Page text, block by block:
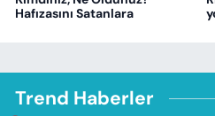
Hafızasını Satanlara
Trend Haberler